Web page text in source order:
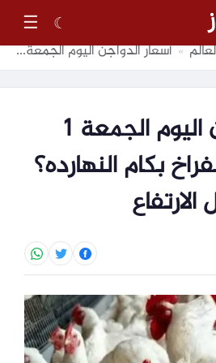
☾
☰
» أسعار الدواجن اليوم الجمعة 1 مايو 2026.. الفراخ بكام النهارده؟ والبانيه يواصل الارتفاع
أسعار الدواجن اليوم الجمعة 1
الفراخ بكام النهارده؟